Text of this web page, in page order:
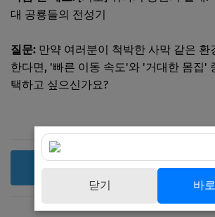
대 공룡들의 전성기
질문: 만약 여러분이 척박한 사막 같은 환
한다면, '빠른 이동 속도'와 '거대한 몸집'
택하고 싶으신가요?
닫기 바